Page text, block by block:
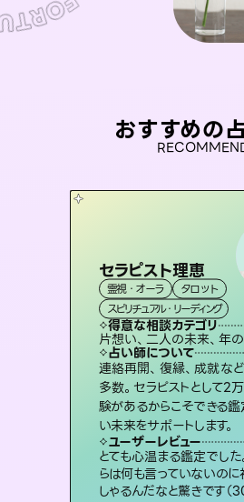
おすすめの
セラピスト理恵
霊視・オーラ
タロット
スピリチュアル・リーディング
得意な相談カテゴリ
片想い、二人の未来、年
占い師について
連絡再開、復縁、成就な
多数。セラピストとして2
験があるからこそできる鑑
い未来をサポートします。
ユーザーレビュー
とても心温まる鑑定でした
らは何も言っていないのに
しゃるんだなと驚きです（
未来視師＊花
霊視・オーラ 心理学
スピリチュアル・リーディング
得意な相談カテゴリ
出逢い、片想い、復
占い師について
未来には何パターンも
ます。不安で視えにく
たの素敵な未来を見つ
選択できるようアドバイ
ユーザーレビュー
職場の人の性質や人間
本当によく視えていて
打てて前向きになれま
桃源珠羽（とう
霊視・オーラ
スピリチュアル・リーデ
得意な相談カテ
片想い、あの人の
占い師について
恋愛のお悩みの中
係」の相談を得意
恋人未満なお相手
寧に読み解き恋愛成
ユーザーレビュー
鑑定していただいて
動すると仲が復活し
とうございました（
彗望（すいぼう
霊視・オーラ
スピリチュアル・
得意な相談
片想い、あの
占い師につ
3,700年以上の歴史を持つ東洋最古の占術「易占」で詳細まで占い、幸せへ向かう道
ユーザーレビュー
複雑な背景もし
いただけました。
た（50代 女性）
アイリ
西洋占星術
ルーン
得意な相
恋愛総合、
占い師に
復縁、恋愛、
思い、仕事関
いことや心の
紐解き、背中を
ユーザーレビュー
安心感のあり、
さない鑑定のお
持ちを整えられ
おう 霊
霊視・オーラ
オラクル
得意な相
恋愛総合、
占い師に
霊視×オラク
「未来」そし
ち」まで丁寧
ントを優しく
ユーザーレビ
不安な気持ち
た…！よく視え
感じました（40